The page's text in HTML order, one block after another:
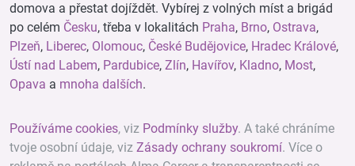
domova a přestat dojíždět. Vybírej z volných míst a brigád
po celém Česku, třeba v lokalitách Praha, Brno, Ostrava,
Plzeň, Liberec, Olomouc, České Budějovice, Hradec Králové,
Ústí nad Labem, Pardubice, Zlín, Havířov, Kladno, Most,
Opava a mnoha dalších.
Používáme cookies, viz Podmínky služby. A také chráníme
tvoje osobní údaje, viz Zásady ochrany soukromí. Více o